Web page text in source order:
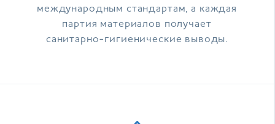
международным стандартам, а каждая
партия материалов получает
санитарно-гигиенические выводы.